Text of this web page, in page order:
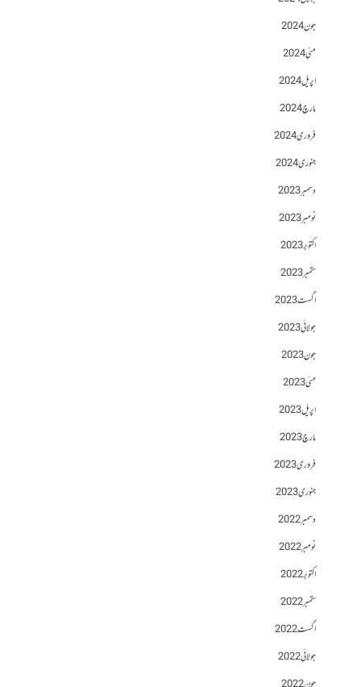
جون 2024
مئی 2024
اپریل 2024
مارچ 2024
فروری 2024
جنوری 2024
دسمبر 2023
نومبر 2023
اکتوبر 2023
ستمبر 2023
اگست 2023
جولائی 2023
جون 2023
مئی 2023
اپریل 2023
مارچ 2023
فروری 2023
جنوری 2023
دسمبر 2022
نومبر 2022
اکتوبر 2022
ستمبر 2022
اگست 2022
جولائی 2022